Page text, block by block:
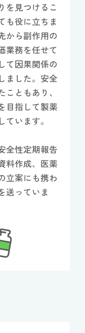
を見つけるこ
も役に立ちま
から副作用の
業務を任せて
て因果関係の
ました。安全
ともあり、
目指して製薬
います。
全性定期報告
料作成、医薬
立案にも携わ
送っていま